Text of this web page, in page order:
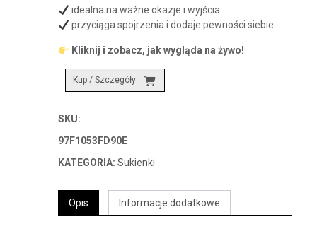
idealna na ważne okazje i wyjścia
przyciąga spojrzenia i dodaje pewności siebie
Kliknij i zobacz, jak wygląda na żywo!
Kup / Szczegóły
SKU:
97F1053FD90E
KATEGORIA: Sukienki
Opis Informacje dodatkowe